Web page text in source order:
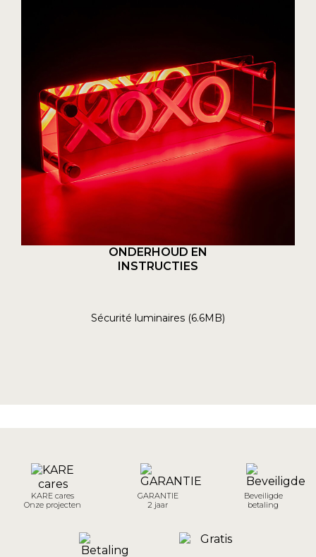
ONDERHOUD EN
INSTRUCTIES
Sécurité luminaires (6.6MB)
KARE cares
Onze projecten
GARANTIE
2 jaar
Beveiligde
betaling